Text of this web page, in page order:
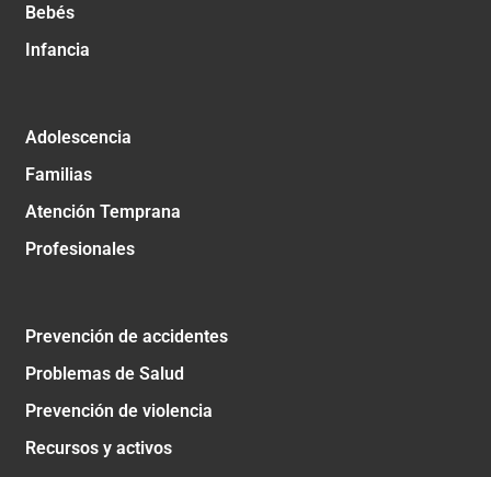
Bebés
Infancia
Adolescencia
Familias
Atención Temprana
Profesionales
Prevención de accidentes
Problemas de Salud
Prevención de violencia
Recursos y activos